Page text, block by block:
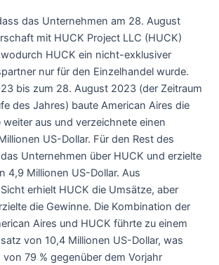
das Unternehmen am 28. August
mit HUCK Project LLC (HUCK)
HUCK ein nicht-exklusiver
nur für den Einzelhandel wurde.
bis zum 28. August 2023 (der Zeitraum
des Jahres) baute American Aires die
aus und verzeichnete einen
US-Dollar. Für den Rest des
Unternehmen über HUCK und erzielte
4,9 Millionen US-Dollar. Aus
erhielt HUCK die Umsätze, aber
die Gewinne. Die Kombination der
Aires und HUCK führte zu einem
von 10,4 Millionen US-Dollar, was
79 % gegenüber dem Vorjahr